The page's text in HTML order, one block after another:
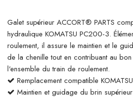
Galet supérieur ACCORT® PARTS
hydraulique KOMATSU PC200-3.
roulement, il assure le maintien et le
de la chenille tout en contribuant au
l'ensemble du train de roulement.
Remplacement compatible
Maintien et guidage du brin